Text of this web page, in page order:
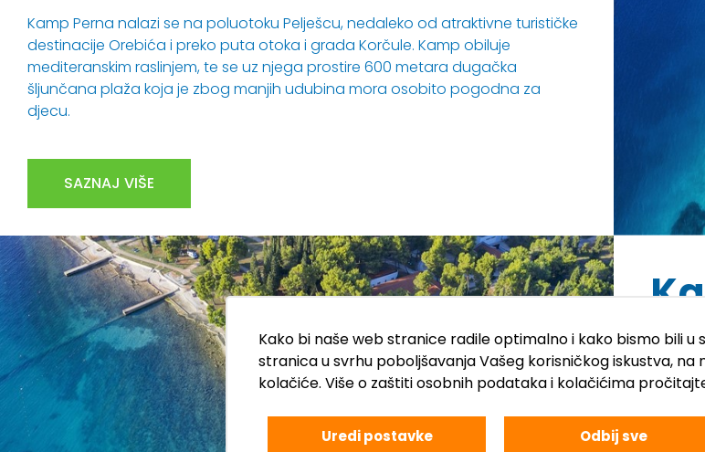
Kamp Perna nalazi se na poluotoku Pelješcu, nedaleko od atraktivne turističke
destinacije Orebića i preko puta otoka i grada Korčule. Kamp obiluje
mediteranskim raslinjem, te se uz njega prostire 600 metara dugačka
šljunčana plaža koja je zbog manjih udubina mora osobito pogodna za
djecu.
SAZNAJ VIŠE
šume,
Kako bi naše web stranice radile optimalno i kako bismo bili u
stranica u svrhu poboljšavanja Vašeg korisničkog iskustva,
kolačiće. Više o zaštiti osobnih podataka i kolačićima
Uredi postavke Odbij sve